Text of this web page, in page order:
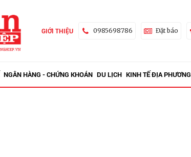
GIỚI THIỆU 0985698786 Đặt báo
NGÂN HÀNG - CHỨNG KHOÁN DU LỊCH KINH TẾ ĐỊA PHƯƠNG